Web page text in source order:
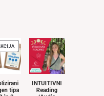
IZDELKI
V
AKCIJI
tipa
INTUITIVNI
Reading